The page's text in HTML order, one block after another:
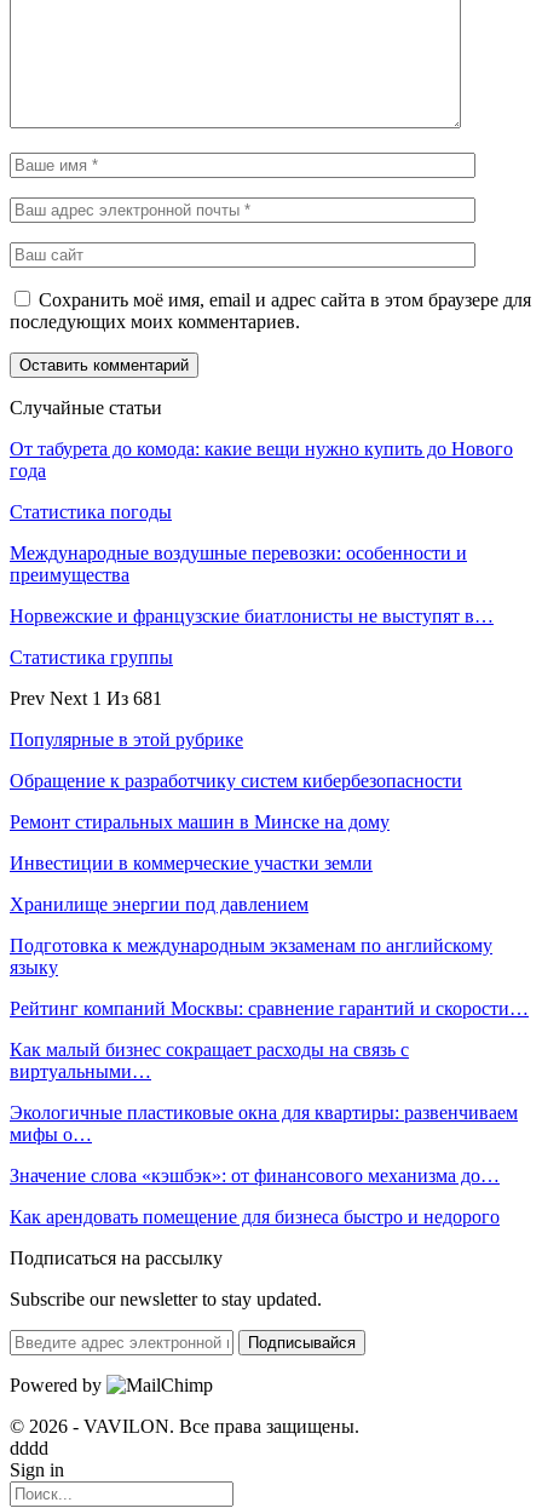
Сохранить моё имя, email и адрес сайта в этом браузере для
последующих моих комментариев.
Случайные статьи
От табурета до комода: какие вещи нужно купить до Нового
года
Статистика погоды
Международные воздушные перевозки: особенности и
преимущества
Норвежские и французские биатлонисты не выступят в…
Статистика группы
Prev Next 1 Из 681
Популярные в этой рубрике
Обращение к разработчику систем кибербезопасности
Ремонт стиральных машин в Минске на дому
Инвестиции в коммерческие участки земли
Хранилище энергии под давлением
Подготовка к международным экзаменам по английскому
языку
Рейтинг компаний Москвы: сравнение гарантий и скорости…
Как малый бизнес сокращает расходы на связь с
виртуальными…
Экологичные пластиковые окна для квартиры: развенчиваем
мифы о…
Значение слова «кэшбэк»: от финансового механизма до…
Как арендовать помещение для бизнеса быстро и недорого
Подписаться на рассылку
Subscribe our newsletter to stay updated.
Подписывайся
Powered by
© 2026 - VAVILON. Все права защищены.
dddd
Sign in